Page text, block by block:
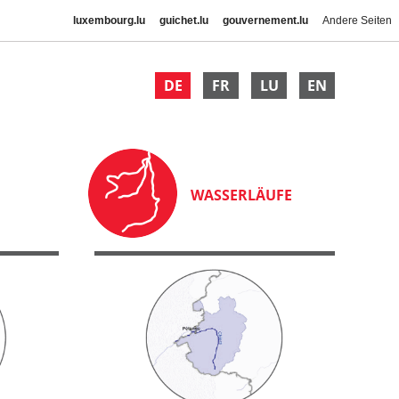
luxembourg.lu guichet.lu gouvernement.lu Andere Seiten
DE FR LU EN
WASSERLÄUFE